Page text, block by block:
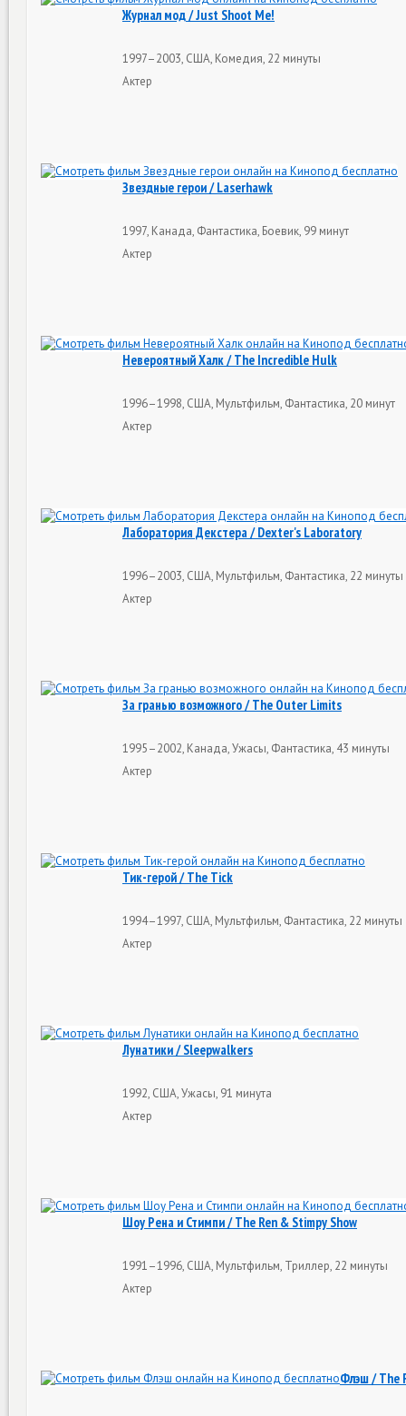
Журнал мод / Just Shoot Me!
1997–2003, США, Комедия, 22 минуты
Актер
Звездные герои / Laserhawk
1997, Канада, Фантастика, Боевик, 99 минут
Актер
Невероятный Халк / The Incredible Hulk
1996–1998, США, Мультфильм, Фантастика, 20 минут
Актер
Лаборатория Декстера / Dexter's Laboratory
1996–2003, США, Мультфильм, Фантастика, 22 минуты
Актер
За гранью возможного / The Outer Limits
1995–2002, Канада, Ужасы, Фантастика, 43 минуты
Актер
Тик-герой / The Tick
1994–1997, США, Мультфильм, Фантастика, 22 минуты
Актер
Лунатики / Sleepwalkers
1992, США, Ужасы, 91 минута
Актер
Шоу Рена и Стимпи / The Ren & Stimpy Show
1991–1996, США, Мультфильм, Триллер, 22 минуты
Актер
Флэш / The